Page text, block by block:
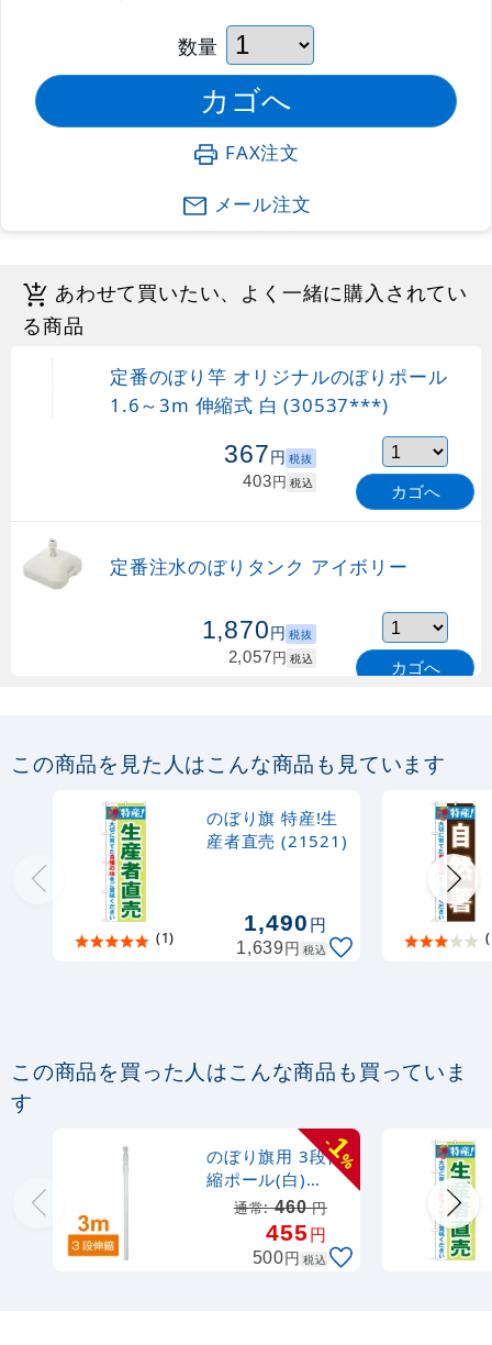
数量
FAX注文
メール注文
あわせて買いたい、よく一緒に購入されてい
る商品
定番のぼり竿 オリジナルのぼりポール
1.6～3m 伸縮式 白 (30537***)
367円 税抜
403円 税込 カゴへ
定番注水のぼりタンク アイボリー
1,870円 税抜
2,057円 税込 カゴへ
1.6～3m 伸縮式 緑 (30537GRN)
売り切れ中
購入不可
定番のぼり竿 オリジナルのぼりポール
1.6～3m 伸縮式 水色 (30537SBL)
367
定番のぼり竿 オリジナルのぼりポール
1.6～3m 伸縮式 黒 (30537BLK)
税抜
403円 税込 カゴへ
注水型マルチのぼりスタンド 20L
この商品を見た人はこんな商品も見ています
(1)
のぼり旗 特産!生
産者直売 (21521)
1,490円
1,639円 税込
この商品を買った人はこんな商品も買っていま
す
-
1
%
のぼり旗用 3段伸
縮ポール(白)
(846)通常:460円
455円
500円 税込